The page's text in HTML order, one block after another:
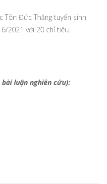
Tôn Đức Thắng tuyển sinh
2021 với 20 chỉ tiêu.
luận nghiên cứu):